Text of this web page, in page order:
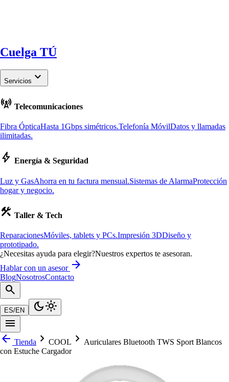
Cuelga TÚ
Servicios keyboard_arrow_down
cell_tower Telecomunicaciones
Fibra ÓpticaHasta 1Gbps simétricos.Telefonía MóvilDatos y llamadas
ilimitadas.
bolt Energía & Seguridad
Luz y GasAhorra en tu factura mensual.Sistemas de AlarmaProtección
hogar y negocio.
construction Taller & Tech
ReparacionesMóviles, tablets y PCs.Impresión 3DDiseño y
prototipado.
¿Necesitas ayuda para elegir?Nuestros expertos te asesoran.
Hablar con un asesor arrow_forward
BlogNosotrosContacto
search
ES/EN dark_modelight_mode
menu
arrow_back Tienda chevron_right COOL chevron_right Auriculares Bluetooth TWS Sport Blancos
con Estuche Cargador